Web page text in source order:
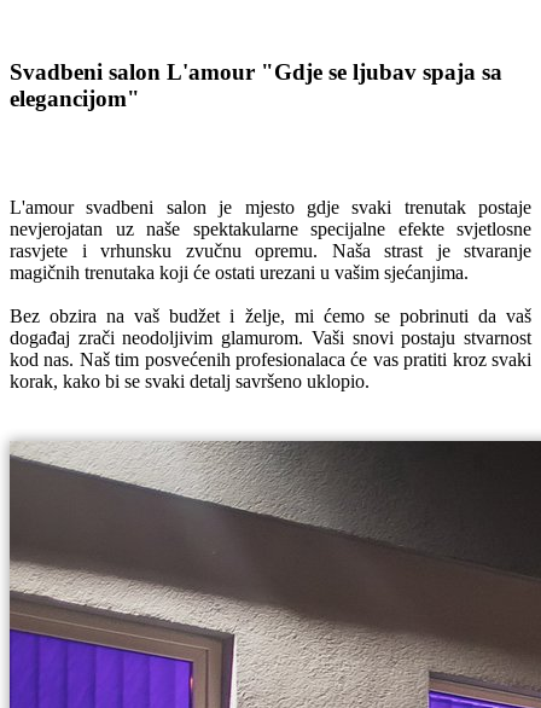
Svadbeni salon L'amour "Gdje se ljubav spaja sa
elegancijom"
L'amour svadbeni salon je mjesto gdje svaki trenutak postaje
nevjerojatan uz naše spektakularne specijalne efekte svjetlosne
rasvjete i vrhunsku zvučnu opremu. Naša strast je stvaranje
magičnih trenutaka koji će ostati urezani u vašim sjećanjima.
Bez obzira na vaš budžet i želje, mi ćemo se pobrinuti da vaš
događaj zrači neodoljivim glamurom. Vaši snovi postaju stvarnost
kod nas. Naš tim posvećenih profesionalaca će vas pratiti kroz svaki
korak, kako bi se svaki detalj savršeno uklopio.